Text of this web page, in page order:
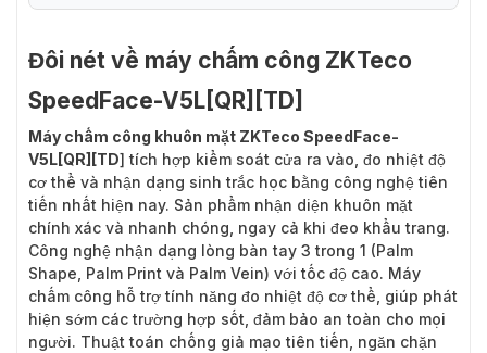
Đôi nét về máy chấm công ZKTeco
SpeedFace-V5L[QR][TD]
Máy chấm công khuôn mặt ZKTeco SpeedFace-
V5L[QR][TD] tích hợp kiểm soát cửa ra vào, đo nhiệt độ
cơ thể và nhận dạng sinh trắc học bằng công nghệ tiên
tiến nhất hiện nay. Sản phẩm nhận diện khuôn mặt
chính xác và nhanh chóng, ngay cả khi đeo khẩu trang.
Công nghệ nhận dạng lòng bàn tay 3 trong 1 (Palm
Shape, Palm Print và Palm Vein) với tốc độ cao. Máy
chấm công hỗ trợ tính năng đo nhiệt độ cơ thể, giúp phát
hiện sớm các trường hợp sốt, đảm bảo an toàn cho mọi
người. Thuật toán chống giả mạo tiên tiến, ngăn chặn